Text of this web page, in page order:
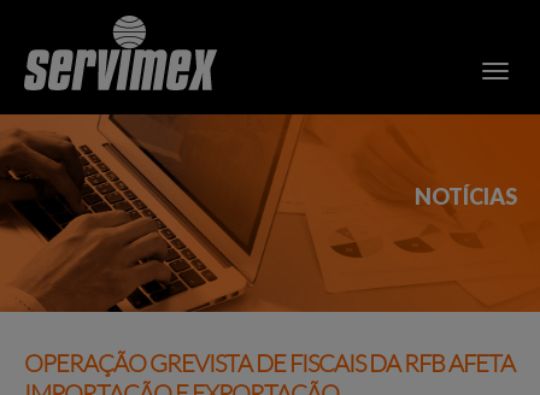
NOTÍCIAS
OPERAÇÃO GREVISTA DE FISCAIS DA RFB AFETA